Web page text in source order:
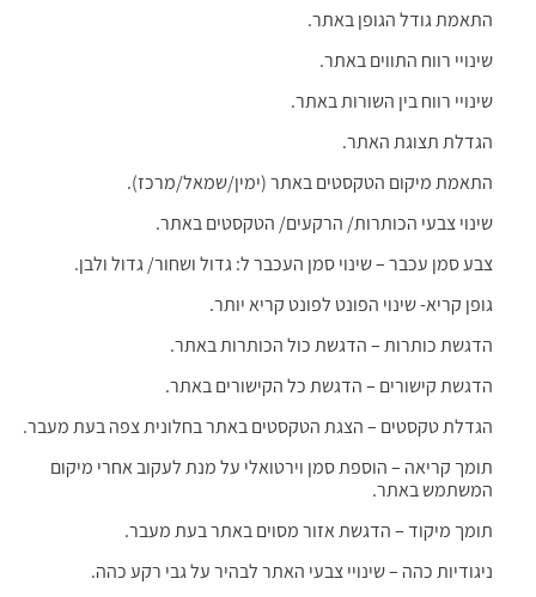
התאמת גודל הגופן באתר.
שינויי רווח התווים באתר.
שינויי רווח בין השורות באתר.
הגדלת תצוגת האתר.
התאמת מיקום הטקסטים באתר (ימין/שמאל/מרכז).
שינוי צבעי הכותרות/ הרקעים/ הטקסטים באתר.
צבע סמן עכבר – שינוי סמן העכבר ל: גדול ושחור/ גדול ולבן.
גופן קריא- שינוי הפונט לפונט קריא יותר.
הדגשת כותרות – הדגשת כול הכותרות באתר.
הדגשת קישורים – הדגשת כל הקישורים באתר.
הגדלת טקסטים – הצגת הטקסטים באתר בחלונית צפה בעת מעבר.
תומך קריאה – הוספת סמן וירטואלי על מנת לעקוב אחרי מיקום
המשתמש באתר.
תומך מיקוד – הדגשת אזור מסוים באתר בעת מעבר.
ניגודיות כהה – שינויי צבעי האתר לבהיר על גבי רקע כהה.